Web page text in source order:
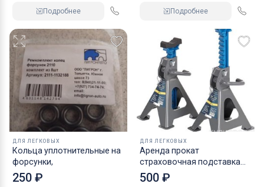
Подробнее Подробнее
ДЛЯ ЛЕГКОВЫХ
Кольца уплотнительные на
форсунки,
250 ₽
ДЛЯ ЛЕГКОВЫХ
Аренда прокат
страховочная подставка
NORDBERG 2 т
500 ₽